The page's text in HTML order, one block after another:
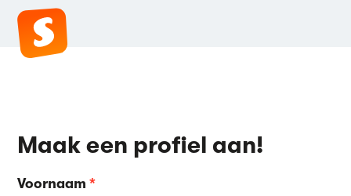
Maak een profiel aan!
Voornaam*